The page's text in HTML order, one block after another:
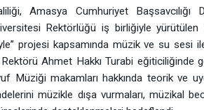
Amasya Cumhuriyet Başsavcılığı
Rektörlüğü iş birliğiyle yürütülen
projesi kapsamında müzik ve su sesi
Ahmet Hakkı Turabi eğiticiliğinde
Müziği makamları hakkında teorik ve
müzikle dışa vurmaları, müzikal